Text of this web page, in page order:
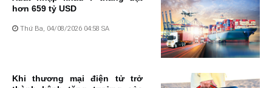
hơn 659 tỷ USD
Thứ Ba, 04/08/2026 04:58 SA
Khi thương mại điện tử trở